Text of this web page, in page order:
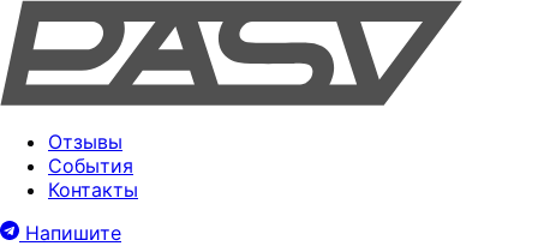
Отзывы
События
Контакты
Напишите